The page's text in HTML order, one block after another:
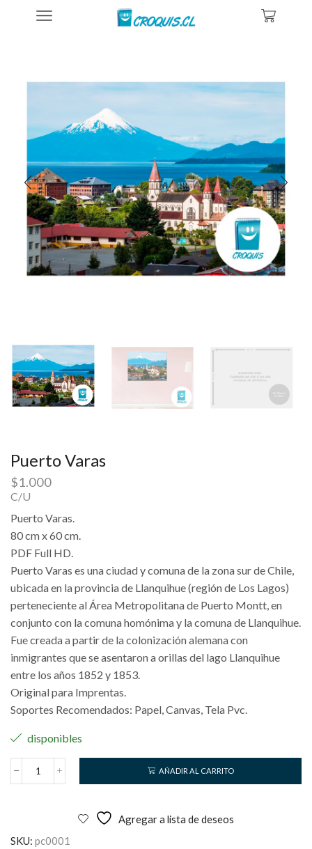
Posters De Chile
Puerto Varas
$1.000
C/U
Puerto Varas.
80 cm x 60 cm.
PDF Full HD.
Puerto Varas es una ciudad y comuna de la zona sur de Chile,
ubicada en la provincia de Llanquihue (región de Los Lagos)
perteneciente al Área Metropolitana de Puerto Montt, en
conjunto con la comuna homónima y la comuna de Llanquihue.
Fue creada a partir de la colonización alemana con
inmigrantes que se asentaron a orillas del lago Llanquihue
entre los años 1852 y 1853.
Original para Imprentas.
Soportes Recomendados: Papel, Canvas, Tela Pvc.
disponibles
Puerto
AÑADIR AL CARRITO
Agregar a lista de deseos
SKU: pc0001